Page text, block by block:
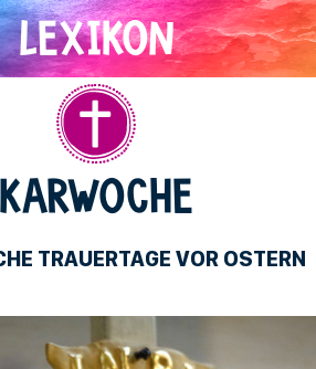
KARWOCHE
TRAUERTAGE VOR OSTERN